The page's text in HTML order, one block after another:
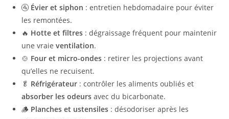
🚰 Évier et siphon : entretien hebdomadaire pour éviter
les remontées.
🔥 Hotte et filtres : dégraissage fréquent pour maintenir
une vraieventilation.
🍲 Four et micro-ondes : retirer les projections avant
qu’elles ne recuisent.
🥬 Réfrigérateur : contrôler les aliments oubliés et
absorber les odeurs avec du bicarbonate.
🪵 Planches et ustensiles : désodoriser après les